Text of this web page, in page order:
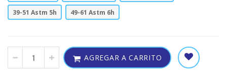
39-51 Astm 5h 49-61 Astm 6h
AGREGAR A CARRITO